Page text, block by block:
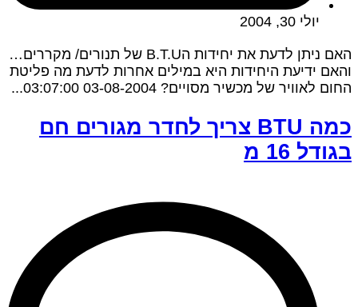
יולי 30, 2004
האם ניתן לדעת את יחידות הB.T.U של תנורים/ מקררים…
והאם ידיעת היחידות היא במילים אחרות לדעת מה פליטת
החום לאוויר של מכשיר מסויים? 03-08-2004 03:07:00...
כמה BTU צריך לחדר מגורים חם
בגודל 16 מ